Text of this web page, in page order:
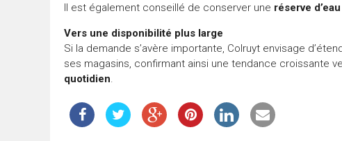
Il est également conseillé de conserver une réserve
Vers une disponibilité plus large
Si la demande s’avère importante, Colruyt envisage
ses magasins, confirmant ainsi une tendance croissante
quotidien.